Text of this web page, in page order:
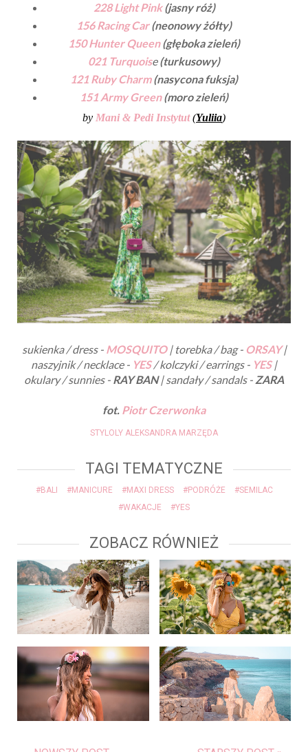
228 Light Pink(jasny róż)
156 Racing Car(neonowy żółty)
150 Hunter Queen(głęboka zieleń)
021 Turquoise(turkusowy)
121 Ruby Charm(nasycona fuksja)
151 Army Green(moro zieleń)
by Mani & Pedi Instytut(Yuliia)
sukienka / dress - MOSQUITO | torebka / bag - ORSAY|
naszyjnik / necklace - YES/ kolczyki / earrings - YES|
okulary / sunnies - RAY BAN| sandały / sandals - ZARA
fot. Piotr Czerwonka
STYLOLY ALEKSANDRA MARZĘDA
TAGI TEMATYCZNE
#BALI #MANICURE #MAXI DRESS #PODRÓŻE
#SEMILAC
#WAKACJE
#YES
ZOBACZ RÓWNIEŻ